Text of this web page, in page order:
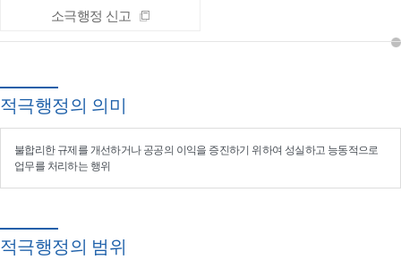
소극행정 신고
적극행정의 의미
불합리한 규제를 개선하거나 공공의 이익을 증진하기 위하여 성실하고 능동적으로
업무를 처리하는 행위
적극행정의 범위